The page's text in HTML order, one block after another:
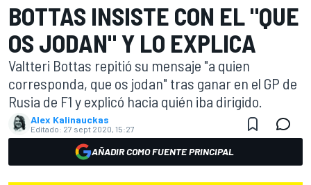
BOTTAS INSISTE CON EL "QUE
OS JODAN" Y LO EXPLICA
Valtteri Bottas repitió su mensaje "a quien
corresponda, que os jodan" tras ganar en el GP de
Rusia de F1 y explicó hacia quién iba dirigido.
Alex Kalinauckas
Editado: 27 sept 2020, 15:27
AÑADIR COMO FUENTE PRINCIPAL